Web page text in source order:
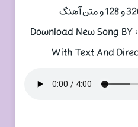
Download New Song BY
With Text And